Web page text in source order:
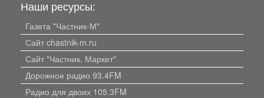
Наши ресурсы:
Газета "Частник-М"
Сайт chastnik-m.ru
Сайт "Частник. Маркет"
Дорожное радио 93.4FM
Радио для двоих 105.3FM